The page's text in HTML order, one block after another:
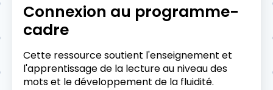
Connexion au programme-
cadre
Cette ressource soutient l'enseignement et
l'apprentissage de la lecture au niveau des
mots et le développement de la fluidité.